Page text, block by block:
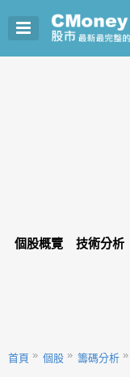
個股概覽 技術分析
首頁 個股 籌碼分析